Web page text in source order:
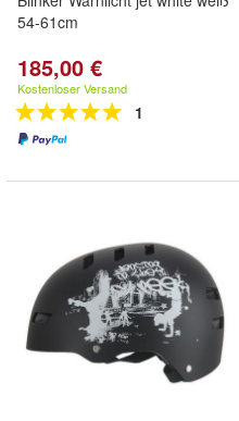
54-61cm
185,00 €
Kostenloser Versand
1